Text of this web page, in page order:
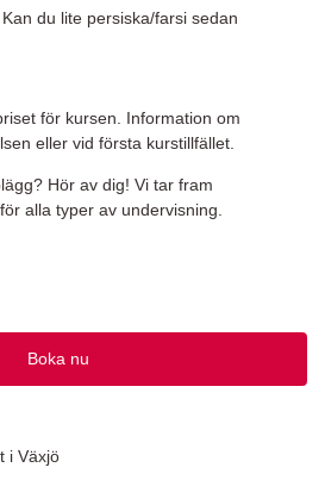
du lite persiska/farsi sedan
för kursen. Information om
eller vid första kurstillfället.
Hör av dig! Vi tar fram
alla typer av undervisning.
Boka nu
i Växjö